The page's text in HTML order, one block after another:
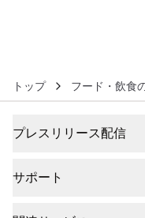
トップ フード・飲食
プレスリリース配信
サポート